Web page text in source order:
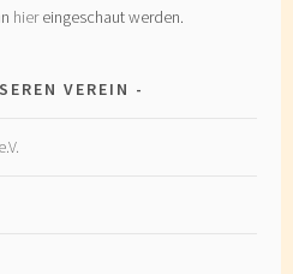
hiereingeschaut werden.
VEREIN